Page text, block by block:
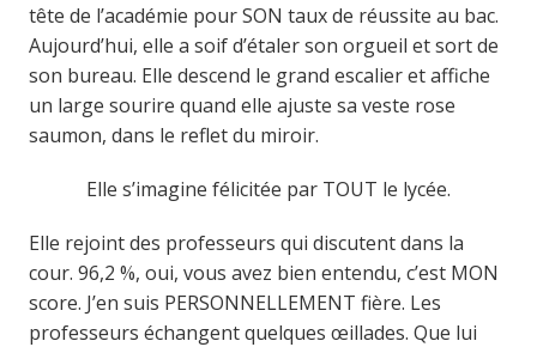
tête de l’académie pour SON taux de réussite au bac.
Aujourd’hui, elle a soif d’étaler son orgueil et sort de
son bureau. Elle descend le grand escalier et affiche
un large sourire quand elle ajuste sa veste rose
saumon, dans le reflet du miroir.
Elle s’imagine félicitée par TOUT le lycée.
Elle rejoint des professeurs qui discutent dans la
cour. 96,2 %, oui, vous avez bien entendu, c’est MON
score. J’en suis PERSONNELLEMENT fière. Les
professeurs échangent quelques œillades. Que lui